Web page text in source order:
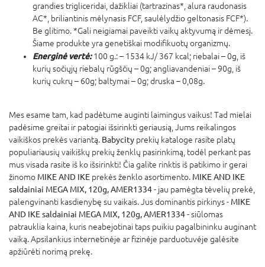
grandies trigliceridai, dažikliai (tartrazinas*, alura raudonasis
AC*, briliantinis mėlynasis FCF, saulėlydžio geltonasis FCF*).
Be glitimo. *Gali neigiamai paveikti vaikų aktyvumą ir dėmesį.
Šiame produkte yra genetiškai modifikuotų organizmų.
Energinė vertė:100 g.: – 1534 kJ/ 367 kcal; riebalai – 0g, iš
kurių sočiųjų riebalų rūgščių – 0g; angliavandeniai – 90g, iš
kurių cukrų – 60g; baltymai – 0g; druska – 0,08g.
Mes esame tam, kad padėtume auginti laimingus vaikus! Tad mielai
padėsime greitai ir patogiai išsirinkti geriausią, Jums reikalingos
vaikiškos prekės variantą. Babycity prekių kataloge rasite platų
populiariausių vaikiškų prekių ženklų pasirinkimą, todėl perkant pas
mus visada rasite iš ko išsirinkti! Čia galite rinktis iš patikimo ir gerai
žinomo MIKE AND IKE prekės ženklo asortimento. MIKE AND IKE
saldainiai MEGA MIX, 120g, AMER1334- jau pamėgta tėvelių prekė,
palengvinanti kasdienybę su vaikais. Jus dominantis pirkinys - MIKE
AND IKE saldainiai MEGA MIX, 120g, AMER1334- siūlomas
patrauklia kaina, kuris neabejotinai taps puikiu pagalbininku auginant
vaiką. Apsilankius internetinėje ar fizinėje parduotuvėje galėsite
apžiūrėti norimą prekę.